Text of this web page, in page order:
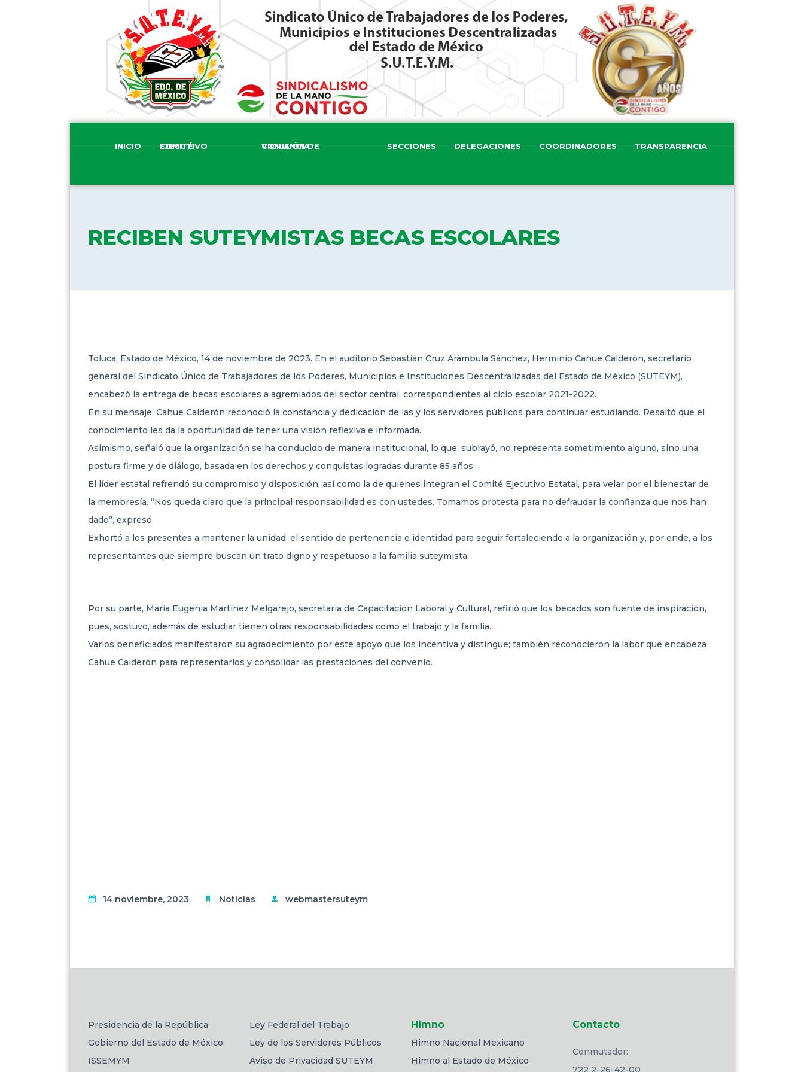
INICIO COMITÉ EJECUTIVO COMISIÓN DE VIGILANCIA SECCIONES DELEGACIONES COORDINADORES TRANSPARENCIA
RECIBEN SUTEYMISTAS BECAS ESCOLARES
Toluca, Estado de México, 14 de noviembre de 2023. En el auditorio Sebastián Cruz Arámbula Sánchez, Herminio Cahue Calderón, secretario
general del Sindicato Único de Trabajadores de los Poderes, Municipios e Instituciones Descentralizadas del Estado de México (SUTEYM),
encabezó la entrega de becas escolares a agremiados del sector central, correspondientes al ciclo escolar 2021-2022.
En su mensaje, Cahue Calderón reconoció la constancia y dedicación de las y los servidores públicos para continuar estudiando. Resaltó que el
conocimiento les da la oportunidad de tener una visión reflexiva e informada.
Asimismo, señaló que la organización se ha conducido de manera institucional, lo que, subrayó, no representa sometimiento alguno, sino una
postura firme y de diálogo, basada en los derechos y conquistas logradas durante 85 años.
El líder estatal refrendó su compromiso y disposición, así como la de quienes integran el Comité Ejecutivo Estatal, para velar por el bienestar de
la membresía. “Nos queda claro que la principal responsabilidad es con ustedes. Tomamos protesta para no defraudar la confianza que nos han
dado”, expresó.
Exhortó a los presentes a mantener la unidad, el sentido de pertenencia e identidad para seguir fortaleciendo a la organización y, por ende, a los
representantes que siempre buscan un trato digno y respetuoso a la familia suteymista.
Por su parte, María Eugenia Martínez Melgarejo, secretaria de Capacitación Laboral y Cultural, refirió que los becados son fuente de inspiración,
pues, sostuvo, además de estudiar tienen otras responsabilidades como el trabajo y la familia.
Varios beneficiados manifestaron su agradecimiento por este apoyo que los incentiva y distingue; también reconocieron la labor que encabeza
Cahue Calderón para representarlos y consolidar las prestaciones del convenio.
14 noviembre, 2023 Noticias webmastersuteym
Presidencia de la República
Gobierno del Estado de México
ISSEMYM
Ley Federal del Trabajo
Ley de los Servidores Públicos
Aviso de Privacidad SUTEYM
Himno
Himno Nacional Mexicano
Himno al Estado de México
Contacto
Conmutador:
722 2-26-42-00